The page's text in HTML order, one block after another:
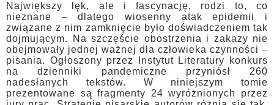
Największy lęk, ale i fascynację, rodzi to, co
nieznane – dlatego wiosenny atak epidemii i
związane z nim zamknięcie było doświadczeniem tak
dojmu­jącym. Na szczęście obostrzenia i zakazy nie
obejmowały jednej ważnej dla człowieka czynności –
pisania. Ogłoszony przez Instytut Literatury konkurs
na dzienniki pandemicz­ne przyniósł 260
nadesłanych tekstów. W niniejszym tomie
prezentowane są fragmenty 24 wyróżnionych przez